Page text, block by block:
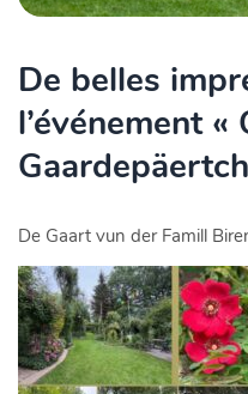
De belles
l’événement «
De Gaart vun der Famill